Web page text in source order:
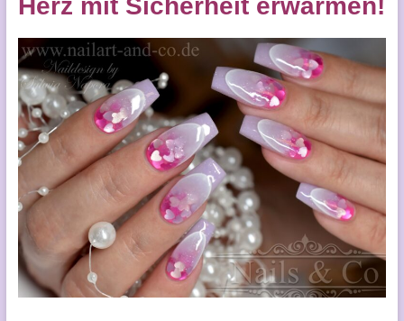
Herz mit Sicherheit erwärmen!